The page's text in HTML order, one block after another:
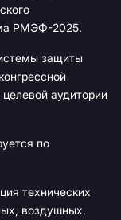
РМЭФ-2025.
защиты
аудитории
по
технических
воздушных,